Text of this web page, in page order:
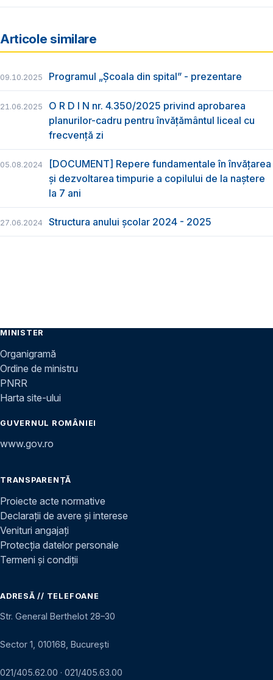
Articole similare
09.10.2025 Programul „Școala din spital” - prezentare
21.06.2025
O R D I N nr. 4.350/2025 privind aprobarea
planurilor-cadru pentru învățământul liceal cu
frecvență zi
05.08.2024
[DOCUMENT] Repere fundamentale în învățarea
și dezvoltarea timpurie a copilului de la naștere
la 7 ani
27.06.2024 Structura anului școlar 2024 - 2025
MINISTER
Organigramă
Ordine de ministru
PNRR
Harta site-ului
GUVERNUL ROMÂNIEI
www.gov.ro
TRANSPARENȚĂ
Proiecte acte normative
Declarații de avere și interese
Venituri angajați
Protecția datelor personale
Termeni și condiții
ADRESĂ // TELEFOANE
Str. General Berthelot 28–30
Sector 1, 010168, București
021/405.62.00 · 021/405.63.00